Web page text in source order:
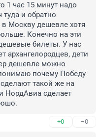
1 час 15 минут надо
туда и обратно
Москву дешевле хотя
Конечно на эти
билеты. У нас
архангелородцев, дети
дешевле можно
почему Победу
такой же на
НордАвиа сделает
+0 –0